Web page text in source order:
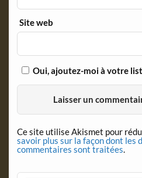
Site web
Oui, ajoutez-moi à votre
Ce site utilise Akismet pour
savoir plus sur la façon dont les
commentaires sont traitées.